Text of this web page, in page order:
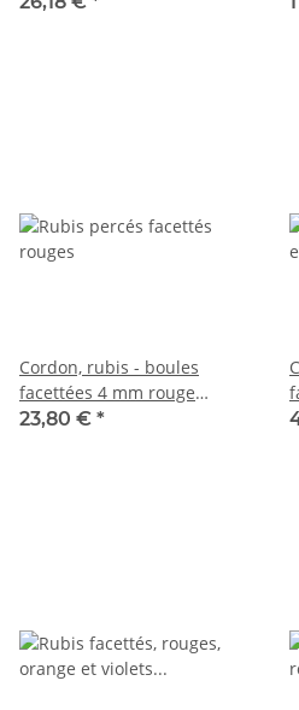
Cordon, rubis - boules
facettées 4 mm rouge
framboise, longueur 36 cm
23,80 € *